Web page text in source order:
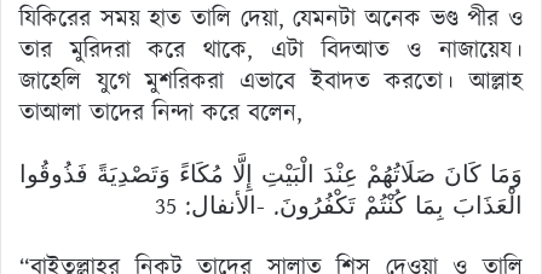
যিকিরের সময় হাত তালি দেয়া, যেমনটা অনেক ভণ্ড পীর ও
তার মুরিদরা করে থাকে, এটা বিদআত ও নাজায়েয।
জাহেলি যুগে মুশরিকরা এভাবে ইবাদত করতো। আল্লাহ
তাআলা তাদের নিন্দা করে বলেন,
وَمَا كَانَ صَلَاتُهُمْ عِنْدَ الْبَيْتِ إِلَّا مُكَاءً وَتَصْدِيَةً فَذُوقُوا
الْعَذَابَ بِمَا كُنْتُمْ تَكْفُرُونَ. -الأنفال: 35